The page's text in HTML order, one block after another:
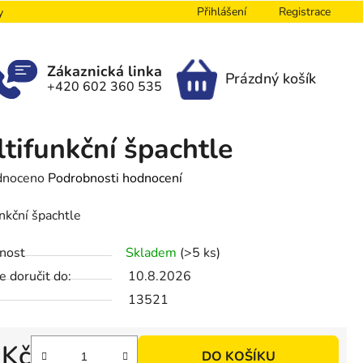
Přihlášení Registrace
NÁKUPNÍ
KOŠÍK
Prázdný košík
Zákaznická linka
+420 602 360 535
špachtle
Podrobnosti hodnocení
špachtle
Skladem (>5 ks)
doručit do:
10.8.2026
13521
DO KOŠÍKU